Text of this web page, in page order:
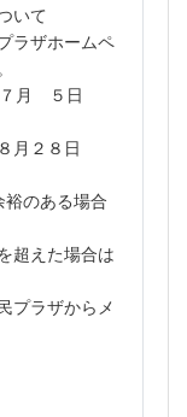
いて
ラザホームペ
月 ５日
８日
のある場合
超えた場合は
プラザからメ